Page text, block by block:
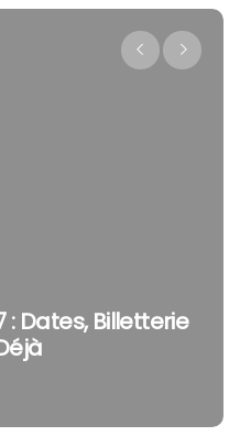
Dates, Billetterie